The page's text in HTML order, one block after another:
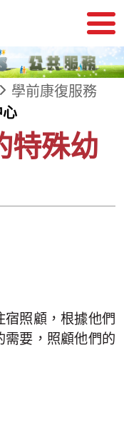
學前康復服務
心
特殊幼
照顧，根據他們
需要，照顧他們的